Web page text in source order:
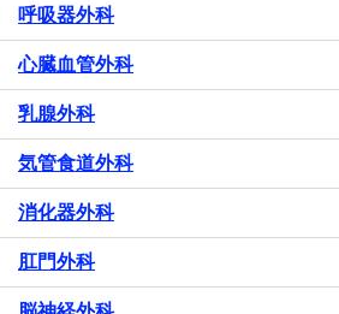
呼吸器外科
心臓血管外科
乳腺外科
気管食道外科
消化器外科
肛門外科